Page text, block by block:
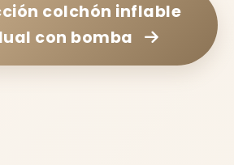
colchón inflable
con bomba